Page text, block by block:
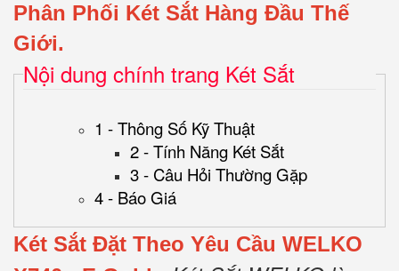
Phân Phối Két Sắt Hàng Đầu Thế
Giới.
Nội dung chính trang Két Sắt
1 - Thông Số Kỹ Thuật
2 - Tính Năng Két Sắt
3 - Câu Hỏi Thường Gặp
4 - Báo Giá
Két Sắt Đặt Theo Yêu Cầu WELKO